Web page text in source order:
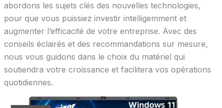
abordons les sujets clés des nouvelles technologies,
pour que vous puissiez investir intelligemment et
augmenter l’efficacité de votre entreprise. Avec des
conseils éclairés et des recommandations sur mesure,
nous vous guidons dans le choix du matériel qui
soutiendra votre croissance et facilitera vos opérations
quotidiennes.